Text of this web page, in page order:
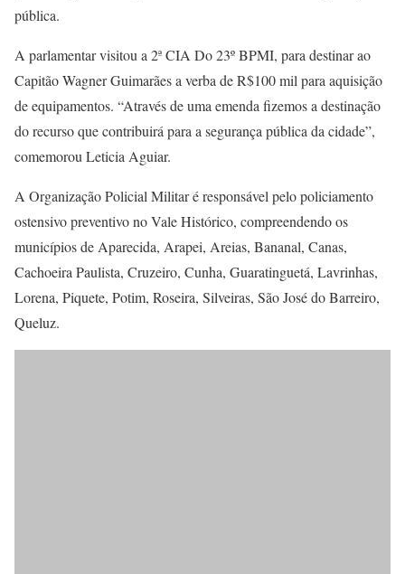
pública.
A parlamentar visitou a 2ª CIA Do 23º BPMI, para destinar ao
Capitão Wagner Guimarães a verba de R$100 mil para aquisição
de equipamentos. “Através de uma emenda fizemos a destinação
do recurso que contribuirá para a segurança pública da cidade”,
comemorou Leticia Aguiar.
A Organização Policial Militar é responsável pelo policiamento
ostensivo preventivo no Vale Histórico, compreendendo os
municípios de Aparecida, Arapei, Areias, Bananal, Canas,
Cachoeira Paulista, Cruzeiro, Cunha, Guaratinguetá, Lavrinhas,
Lorena, Piquete, Potim, Roseira, Silveiras, São José do Barreiro,
Queluz.